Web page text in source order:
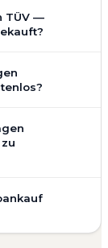
TÜV —
TÜV oder
an. Der
für eine
Wir
Ausstattung,
liegt —
Adresse —
Treffpunkt